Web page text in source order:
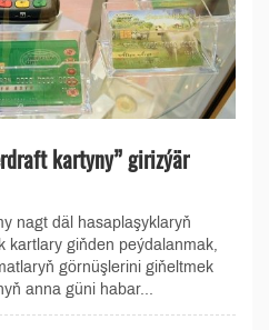
kartyny” girizýär
nagt däl hasaplaşyklaryň
kartlary giňden peýdalanmak,
görnüşlerini giňeltmek
anna güni habar...